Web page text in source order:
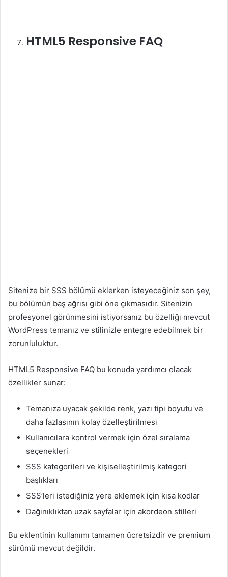
HTML5 Responsive FAQ
Sitenize bir SSS bölümü eklerken isteyeceğiniz son şey,
bu bölümün baş ağrısı gibi öne çıkmasıdır. Sitenizin
profesyonel görünmesini istiyorsanız bu özelliği mevcut
WordPress temanız ve stilinizle entegre edebilmek bir
zorunluluktur.
HTML5 Responsive FAQ bu konuda yardımcı olacak
özellikler sunar:
Temanıza uyacak şekilde renk, yazı tipi boyutu ve
daha fazlasının kolay özelleştirilmesi
Kullanıcılara kontrol vermek için özel sıralama
seçenekleri
SSS kategorileri ve kişiselleştirilmiş kategori
başlıkları
SSS’leri istediğiniz yere eklemek için kısa kodlar
Dağınıklıktan uzak sayfalar için akordeon stilleri
Bu eklentinin kullanımı tamamen ücretsizdir ve premium
sürümü mevcut değildir.